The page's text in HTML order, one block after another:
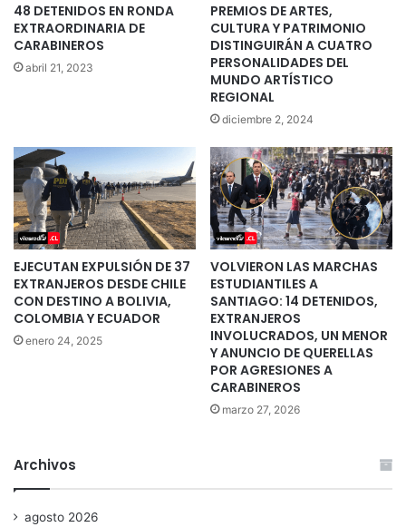
48 DETENIDOS EN RONDA
EXTRAORDINARIA DE
CARABINEROS
abril 21, 2023
PREMIOS DE ARTES,
CULTURA Y PATRIMONIO
DISTINGUIRÁN A CUATRO
PERSONALIDADES DEL
MUNDO ARTÍSTICO
REGIONAL
diciembre 2, 2024
EJECUTAN EXPULSIÓN DE 37
EXTRANJEROS DESDE CHILE
CON DESTINO A BOLIVIA,
COLOMBIA Y ECUADOR
enero 24, 2025
VOLVIERON LAS MARCHAS
ESTUDIANTILES A
SANTIAGO: 14 DETENIDOS,
EXTRANJEROS
INVOLUCRADOS, UN MENOR
Y ANUNCIO DE QUERELLAS
POR AGRESIONES A
CARABINEROS
marzo 27, 2026
Archivos
agosto 2026